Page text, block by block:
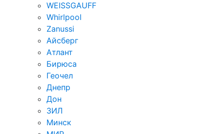
WEISSGAUFF
Whirlpool
Zanussi
Айсберг
Атлант
Бирюса
Геочел
Днепр
Дон
ЗИЛ
Минск